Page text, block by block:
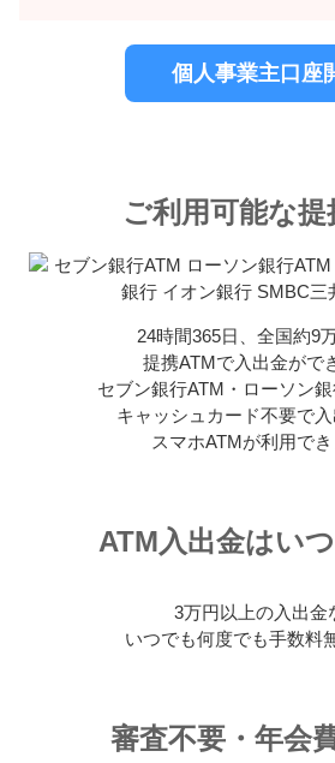
個人事業主口座
ご利用可能な提
24時間365日、全国約9
提携ATMで入出金がで
セブン銀行ATM・ローソン銀
キャッシュカード不要で
スマホATMが利用でき
ATM入出金はい
3万円以上の入出金
いつでも何度でも手数料
審査不要・年会